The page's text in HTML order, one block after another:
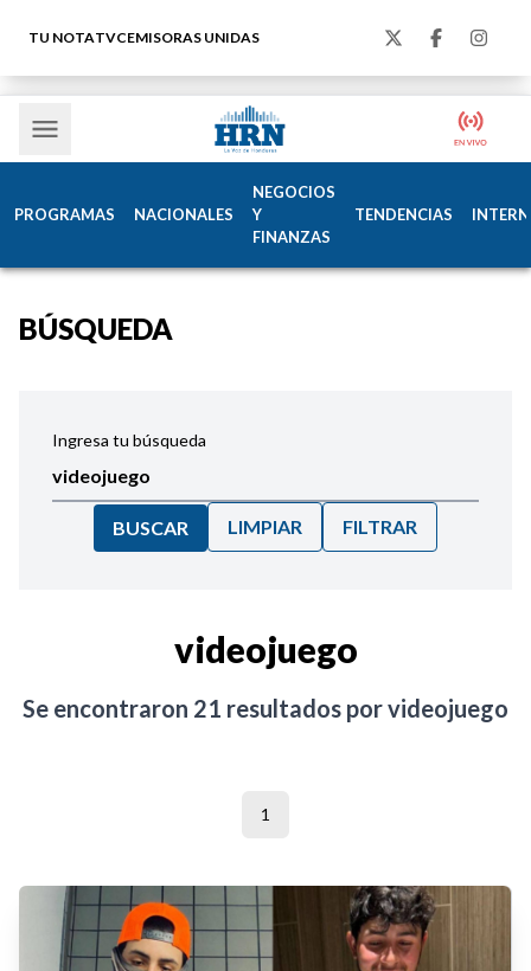
TU NOTATVCEMISORAS UNIDAS
PROGRAMAS NACIONALES
NEGOCIOS
Y
FINANZAS
TENDENCIAS
BÚSQUEDA
Ingresa tu búsqueda
BUSCAR LIMPIAR FILTRAR
videojuego
Se encontraron 21 resultados porvideojuego
1